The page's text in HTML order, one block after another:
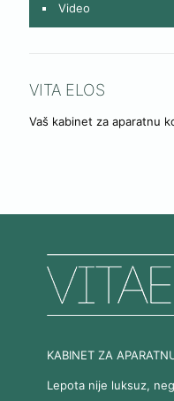
Video
VITA ELOS
Vaš kabinet za aparatnu
KABINET ZA
Lepota nije luksuz,